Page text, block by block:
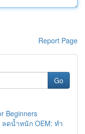
Report Page
Go
Beginners
ดน้ำหนัก OEM: ทำ